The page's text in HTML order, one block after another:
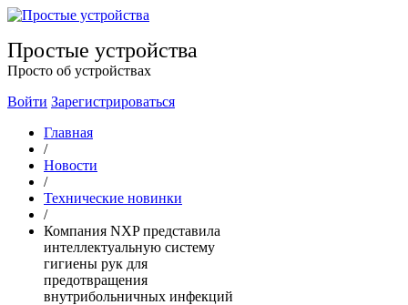
Простые устройства
Просто об устройствах
Войти Зарегистрироваться
Главная
/
Новости
/
Технические новинки
/
Компания NXP представила
интеллектуальную систему
гигиены рук для
предотвращения
внутрибольничных инфекций